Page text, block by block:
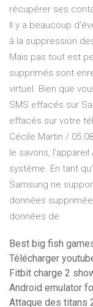
récupérer ses
Il y a beaucoup
à la suppression
Mais pas tout est
supprimés sont
virtuel. Bien que
SMS effacés sur
effacés sur votre
Cécile Martin /
le savons,
système. En tant
Samsung ne
données
données de
Best big fish
Télécharger
Fitbit charge 2
Android emulator
Attaque des titans